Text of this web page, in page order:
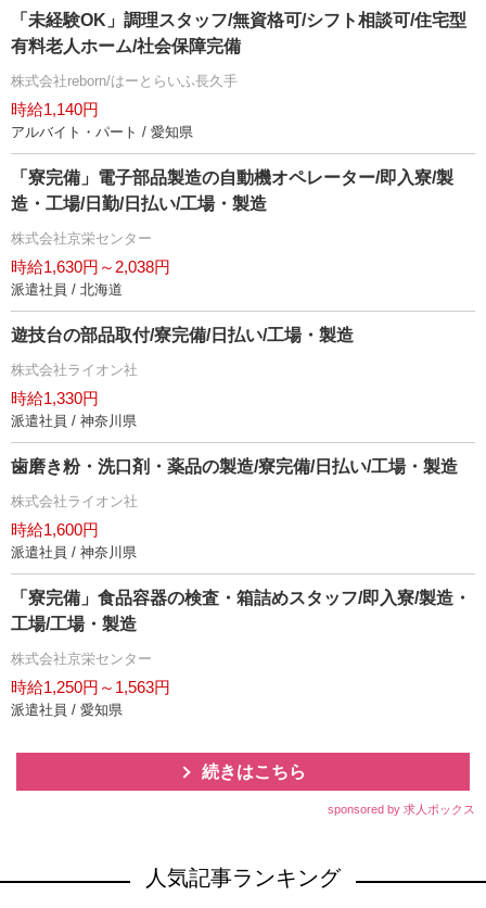
「未経験OK」調理スタッフ/無資格可/シフト相談可/住宅型
有料老人ホーム/社会保障完備
株式会社reborn/はーとらいふ長久手
時給1,140円
アルバイト・パート / 愛知県
「寮完備」電子部品製造の自動機オペレーター/即入寮/製
造・工場/日勤/日払い/工場・製造
株式会社京栄センター
時給1,630円～2,038円
派遣社員 / 北海道
遊技台の部品取付/寮完備/日払い/工場・製造
株式会社ライオン社
時給1,330円
派遣社員 / 神奈川県
歯磨き粉・洗口剤・薬品の製造/寮完備/日払い/工場・製造
株式会社ライオン社
時給1,600円
派遣社員 / 神奈川県
「寮完備」食品容器の検査・箱詰めスタッフ/即入寮/製造・
工場/工場・製造
株式会社京栄センター
時給1,250円～1,563円
派遣社員 / 愛知県
続きはこちら
sponsored by 求人ボックス
人気記事ランキング